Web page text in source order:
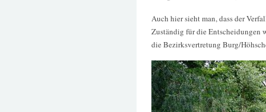
Auch hier sieht man, dass der
Zuständig für die Entscheidungen
die Bezirksvertretung Burg/